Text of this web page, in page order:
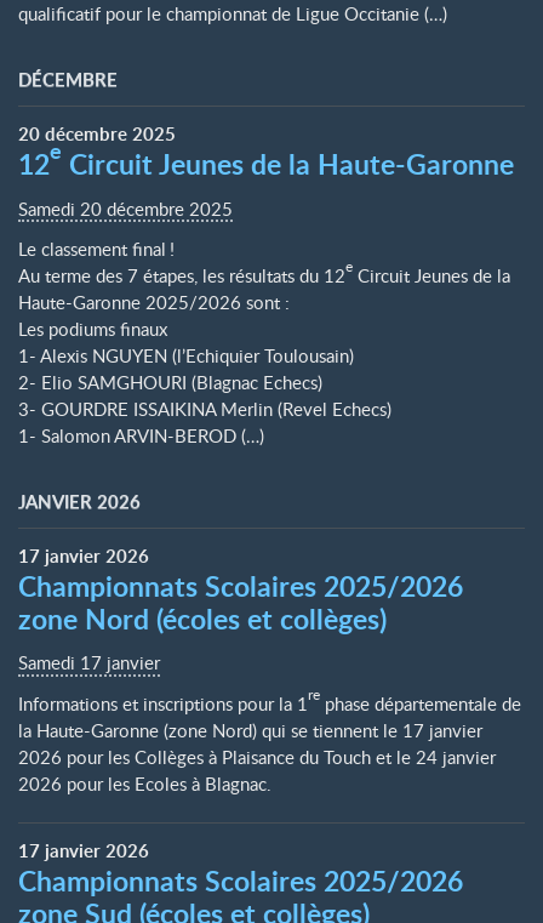
qualificatif pour le championnat de Ligue Occitanie (…)
DÉCEMBRE
20décembre2025
12e Circuit Jeunes de la Haute-Garonne
Samedi 20 décembre 2025
Le classement final !
Au terme des 7 étapes, les résultats du 12e Circuit Jeunes de la
Haute-Garonne 2025/2026 sont :
Les podiums finaux
1- Alexis NGUYEN (l’Echiquier Toulousain)
2- Elio SAMGHOURI (Blagnac Echecs)
3- GOURDRE ISSAIKINA Merlin (Revel Echecs)
1- Salomon ARVIN-BEROD (…)
JANVIER 2026
17 janvier2026
Championnats Scolaires 2025/2026
zone Nord (écoles et collèges)
Samedi 17 janvier
Informations et inscriptions pour la 1re phase départementale de
la Haute-Garonne (zone Nord) qui se tiennent le 17 janvier
2026 pour les Collèges à Plaisance du Touch et le 24 janvier
2026 pour les Ecoles à Blagnac.
17 janvier2026
Championnats Scolaires 2025/2026
zone Sud (écoles et collèges)